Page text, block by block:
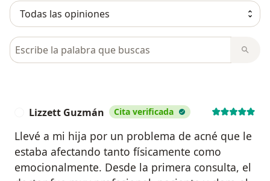
Busca en opiniones
Lizzett Guzmán Cita verificada
Llevé a mi hija por un problema de acné que le
estaba afectando tanto físicamente como
emocionalmente. Desde la primera consulta, el